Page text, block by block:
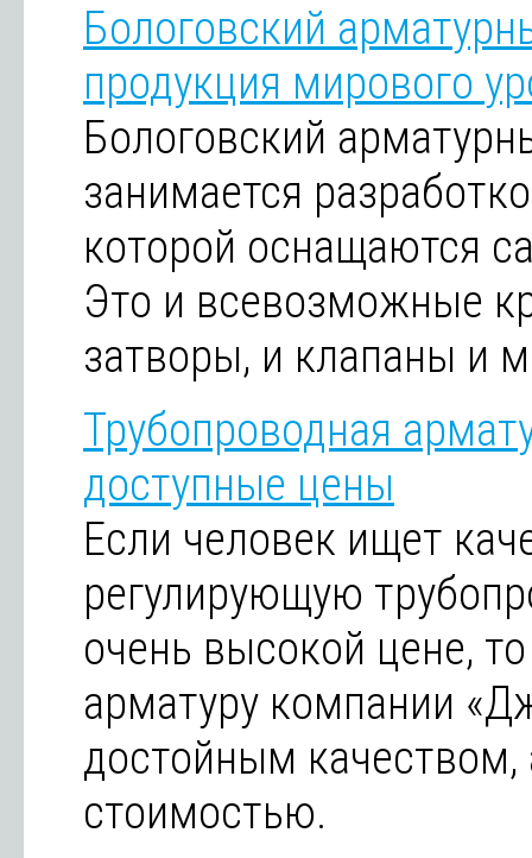
Бологовский
продукция мирового
Бологовский
занимается
которой оснащаются
Это и всевозможные
затворы, и клапаны и
Трубопроводная
доступные цены
Если человек ищет
регулирующую
очень высокой цене,
арматуру компании
достойным
стоимостью.